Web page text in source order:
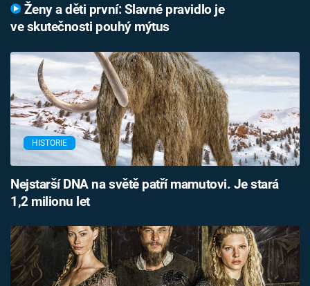
Ženy a děti první: Slavné pravidlo je
ve skutečnosti pouhý mýtus
HISTORIE
Nejstarší DNA na světě patří mamutovi. Je stará
1,2 milionu let